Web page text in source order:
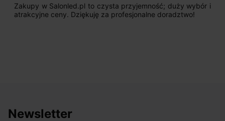
Zakupy w Salonled.pl to czysta przyjemność; duży wybór i
atrakcyjne ceny. Dziękuję za profesjonalne doradztwo!
Newsletter